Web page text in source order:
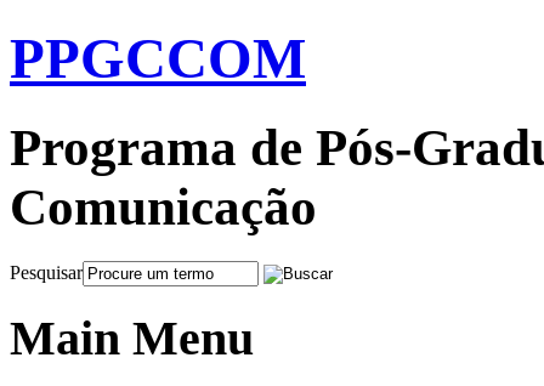
PPGCCOM
Programa de Pós-
Comunicação
Pesquisar
Main Menu